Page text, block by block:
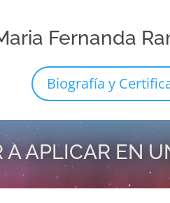
Fernanda
Biografía y
APLICAR EN